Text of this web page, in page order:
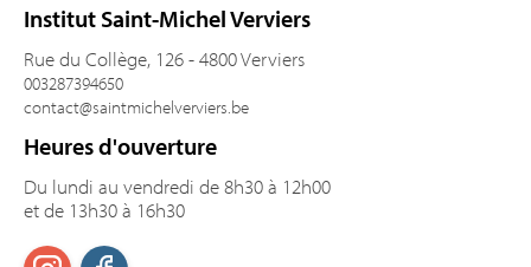
Institut Saint-Michel Verviers
Rue du Collège, 126 - 4800 Verviers
003287394650
contact@saintmichelverviers.be
Heures d'ouverture
Du lundi au vendredi de 8h30 à 12h00
et de 13h30 à 16h30